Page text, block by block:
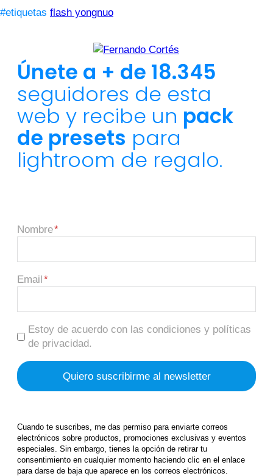
#etiquetas flash yongnuo
Únete a + de 18.345
seguidores de esta
web y recibe un pack
de presets para
lightroom de regalo.
Nombre
Email
Estoy de acuerdo con las condiciones y políticas
de privacidad.
Cuando te suscribes, me das permiso para enviarte correos
electrónicos sobre productos, promociones exclusivas y eventos
especiales. Sin embargo, tienes la opción de retirar tu
consentimiento en cualquier momento haciendo clic en el enlace
para darse de baja que aparece en los correos electrónicos.